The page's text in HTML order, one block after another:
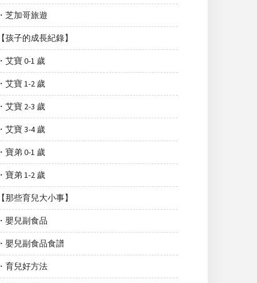
・芝加哥旅遊
【孩子的成長紀錄】
・艾寶 0-1 歲
・艾寶 1-2 歲
・艾寶 2-3 歲
・艾寶 3-4 歲
・寶弟 0-1 歲
・寶弟 1-2 歲
【那些育兒大小事】
・嬰兒副食品
・嬰兒副食品食譜
・育兒好方法